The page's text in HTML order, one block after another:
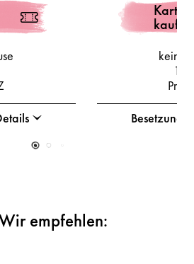
Karten
kaufen
keine
Besetzung
empfehlen: